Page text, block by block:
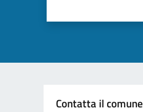
Contatta il comune